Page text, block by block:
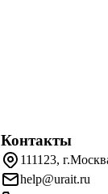
Контакты
111123,
help@urait.ru